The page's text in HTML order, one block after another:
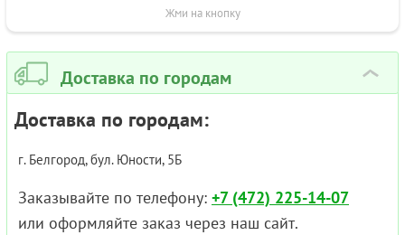
Жми на кнопку
Доставка по городам ›
Доставка по городам:
г. Белгород, бул. Юности, 5Б
Заказывайте по телефону: +7 (472) 225-14-07
или оформляйте заказ через наш сайт.